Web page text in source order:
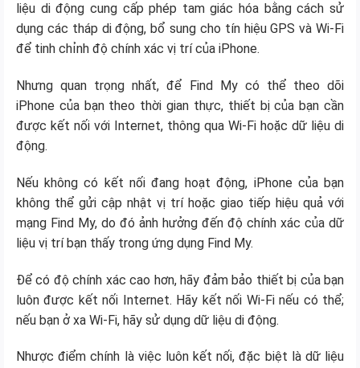
liệu di động cung cấp phép tam giác hóa bằng cách sử
dụng các tháp di động, bổ sung cho tín hiệu GPS và Wi-Fi
để tinh chỉnh độ chính xác vị trí của iPhone.
Nhưng quan trọng nhất, để Find My có thể theo dõi
iPhone của bạn theo thời gian thực, thiết bị của bạn cần
được kết nối với Internet, thông qua Wi-Fi hoặc dữ liệu di
động.
Nếu không có kết nối đang hoạt động, iPhone của bạn
không thể gửi cập nhật vị trí hoặc giao tiếp hiệu quả với
mạng Find My, do đó ảnh hưởng đến độ chính xác của dữ
liệu vị trí bạn thấy trong ứng dụng Find My.
Để có độ chính xác cao hơn, hãy đảm bảo thiết bị của bạn
luôn được kết nối Internet. Hãy kết nối Wi-Fi nếu có thể;
nếu bạn ở xa Wi-Fi, hãy sử dụng dữ liệu di động.
Nhược điểm chính là việc luôn kết nối, đặc biệt là dữ liệu